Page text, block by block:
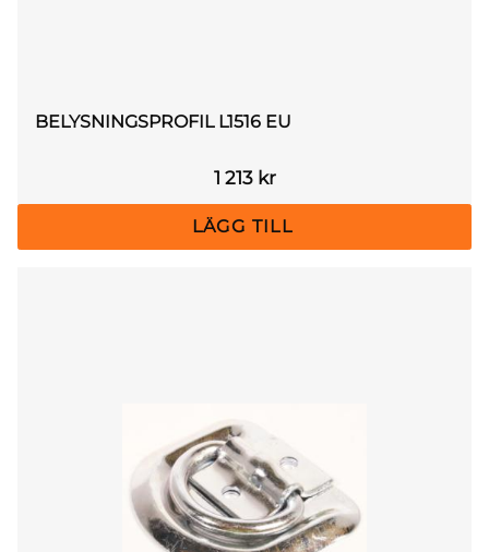
BELYSNINGSPROFIL L1516 EU
1 213kr